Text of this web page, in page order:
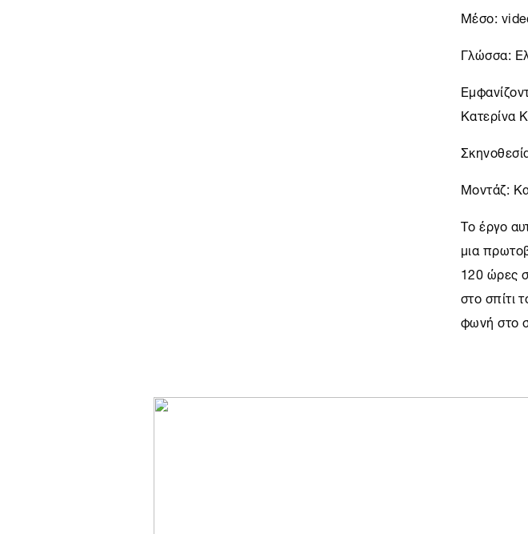
Μέσο:
Γλώσσα:
Κατερίνα
Μοντάζ:
Το έργο
μια
120 ώρες
στο σπίτι
φωνή στο